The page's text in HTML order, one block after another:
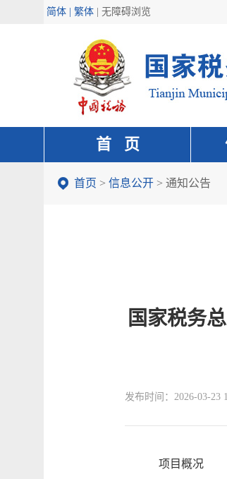
简体 | 繁体 无障碍浏览
首 页
首页 > 信息公开 > 通知公告
国家税务
发布时间：2026-03-23
项目概况